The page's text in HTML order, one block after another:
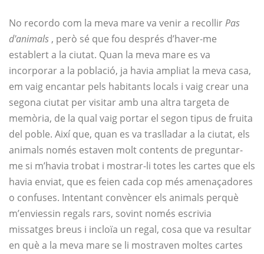
No recordo com la meva mare va venir a recollirPas
d'animals , però sé que fou després d’haver-me
establert a la ciutat. Quan la meva mare es va
incorporar a la població, ja havia ampliat la meva casa,
em vaig encantar pels habitants locals i vaig crear una
segona ciutat per visitar amb una altra targeta de
memòria, de la qual vaig portar el segon tipus de fruita
del poble. Així que, quan es va traslladar a la ciutat, els
animals només estaven molt contents de preguntar-
me si m’havia trobat i mostrar-li totes les cartes que els
havia enviat, que es feien cada cop més amenaçadores
o confuses. Intentant convèncer els animals perquè
m’enviessin regals rars, sovint només escrivia
missatges breus i incloïa un regal, cosa que va resultar
en què a la meva mare se li mostraven moltes cartes